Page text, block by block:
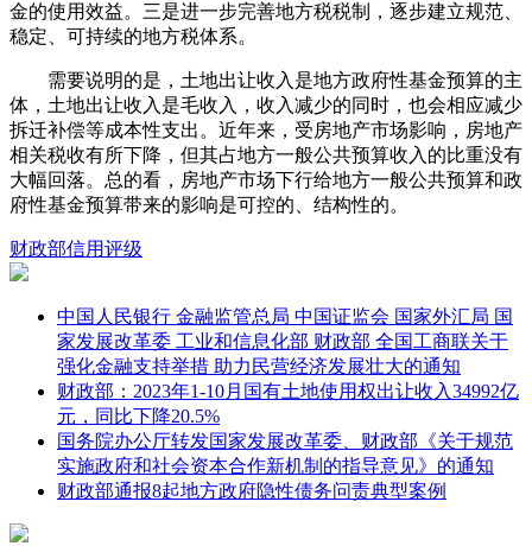
金的使用效益。三是进一步完善地方税税制，逐步建立规范、
稳定、可持续的地方税体系。
需要说明的是，土地出让收入是地方政府性基金预算的主
体，土地出让收入是毛收入，收入减少的同时，也会相应减少
拆迁补偿等成本性支出。近年来，受房地产市场影响，房地产
相关税收有所下降，但其占地方一般公共预算收入的比重没有
大幅回落。总的看，房地产市场下行给地方一般公共预算和政
府性基金预算带来的影响是可控的、结构性的。
财政部信用评级
中国人民银行 金融监管总局 中国证监会 国家外汇局 国
家发展改革委 工业和信息化部 财政部 全国工商联关于
强化金融支持举措 助力民营经济发展壮大的通知
财政部：2023年1-10月国有土地使用权出让收入34992亿
元，同比下降20.5%
国务院办公厅转发国家发展改革委、财政部《关于规范
实施政府和社会资本合作新机制的指导意见》的通知
财政部通报8起地方政府隐性债务问责典型案例